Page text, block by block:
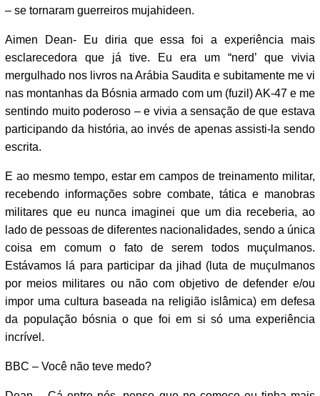
– se tornaram guerreiros mujahideen.
Aimen Dean- Eu diria que essa foi a experiência mais
esclarecedora que já tive. Eu era um “nerd’ que vivia
mergulhado nos livros na Arábia Saudita e subitamente me vi
nas montanhas da Bósnia armado com um (fuzil) AK-47 e me
sentindo muito poderoso – e vivia a sensação de que estava
participando da história, ao invés de apenas assisti-la sendo
escrita.
E ao mesmo tempo, estar em campos de treinamento militar,
recebendo informações sobre combate, tática e manobras
militares que eu nunca imaginei que um dia receberia, ao
lado de pessoas de diferentes nacionalidades, sendo a única
coisa em comum o fato de serem todos muçulmanos.
Estávamos lá para participar da jihad (luta de muçulmanos
por meios militares ou não com objetivo de defender e/ou
impor uma cultura baseada na religião islâmica) em defesa
da população bósnia o que foi em si só uma experiência
incrível.
BBC – Você não teve medo?